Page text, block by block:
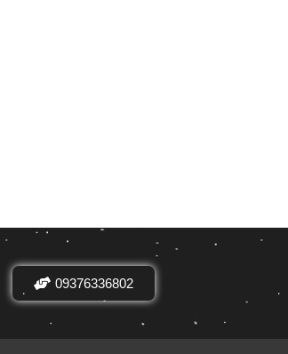
مرتب سازی بر اساس
محبوبیت
09376336802